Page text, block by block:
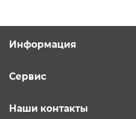
Информация
Сервис
Наши контакты